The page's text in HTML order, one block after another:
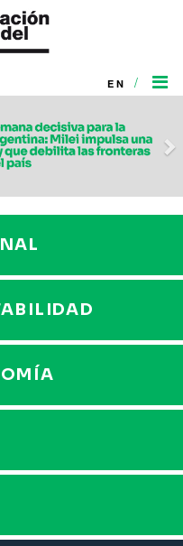
EN /